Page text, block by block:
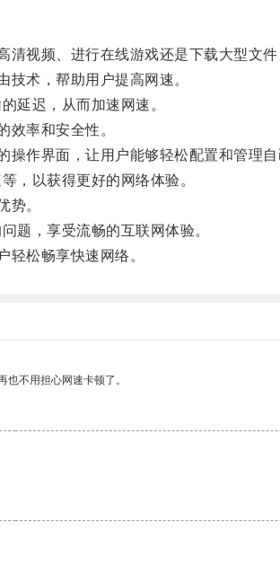
频、进行在线游戏还是下载大型文件
术，帮助用户提高网速。
延迟，从而加速网速。
率和安全性。
作界面，让用户能够轻松配置和管理自
以获得更好的网络体验。
势。
，享受流畅的互联网体验。
松畅享快速网络。
不用担心网速卡顿了。